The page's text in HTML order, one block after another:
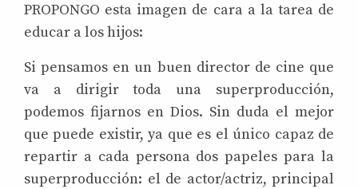
PROPONGO esta imagen de cara a la tarea de
educar a los hijos:
Si pensamos en un buen director de cine que
va a dirigir toda una superproducción,
podemos fijarnos en Dios. Sin duda el mejor
que puede existir, ya que es el único capaz de
repartir a cada persona dos papeles para la
superproducción: el de actor/actriz, principal